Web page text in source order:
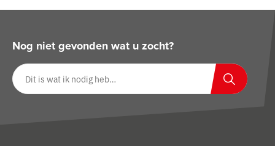
Nog niet gevonden wat u zocht?
Zoeken op website
Zoeken